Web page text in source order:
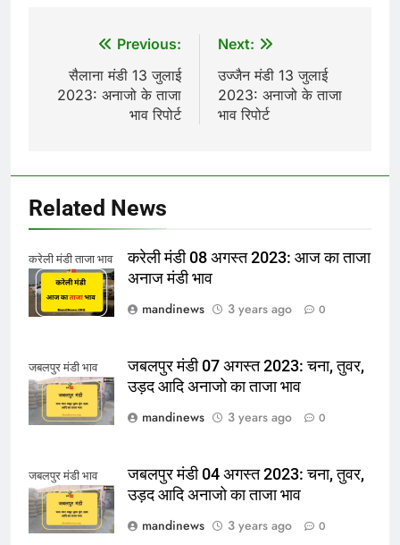
navigation
Previous:
सैलाना मंडी 13 जुलाई
2023: अनाजो के ताजा
भाव रिपोर्ट
Next:
उज्जैन मंडी 13 जुलाई
2023: अनाजो के ताजा
भाव रिपोर्ट
Related News
करेली मंडी ताजा भाव
करेली मंडी 08 अगस्त 2023: आज का ताजा
अनाज मंडी भाव
mandinews
3 years ago 0
जबलपुर मंडी भाव
जबलपुर मंडी 07 अगस्त 2023: चना, तुवर,
उड़द आदि अनाजो का ताजा भाव
mandinews
3 years ago 0
जबलपुर मंडी भाव
जबलपुर मंडी 04 अगस्त 2023: चना, तुवर,
उड़द आदि अनाजो का ताजा भाव
mandinews
3 years ago 0